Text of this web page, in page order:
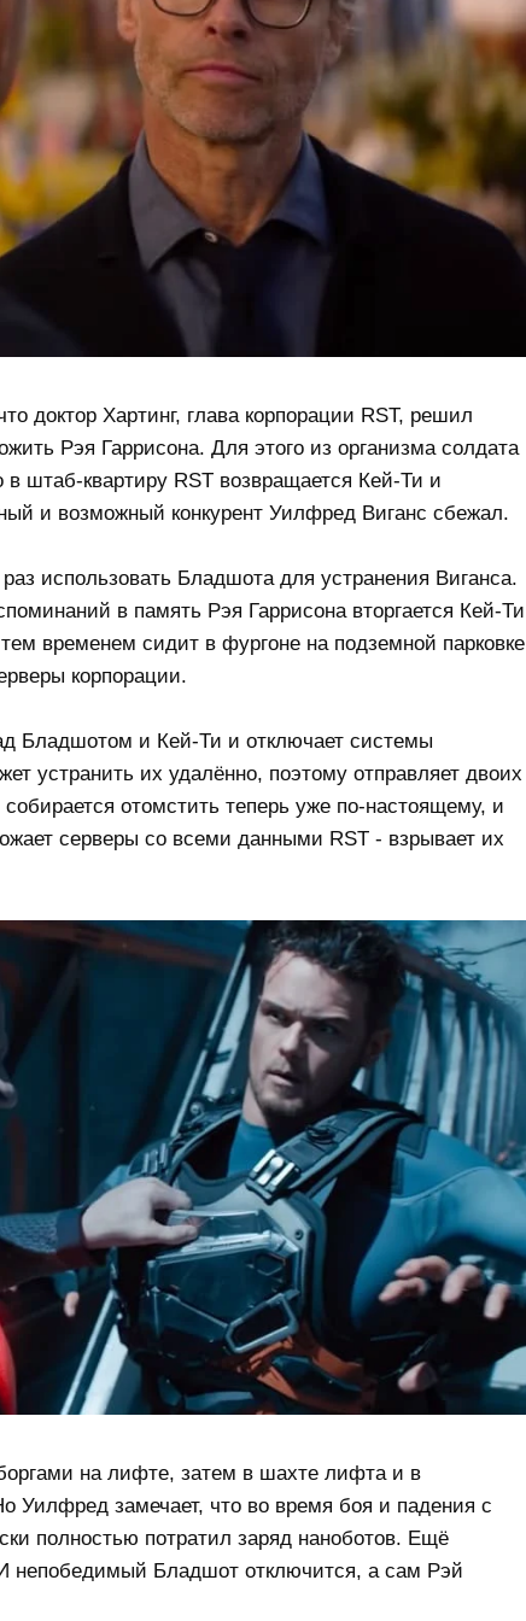
доктор Хартинг, глава корпорации RST, решил
Рэя Гаррисона. Для этого из организма солдата
штаб-квартиру RST возвращается Кей-Ти и
и возможный конкурент Уилфред Виганс сбежал.
использовать Бладшота для устранения Виганса.
в память Рэя Гаррисона вторгается Кей-Ти
временем сидит в фургоне на подземной парковке
корпорации.
Бладшотом и Кей-Ти и отключает системы
устранить их удалённо, поэтому отправляет двоих
отомстить теперь уже по-настоящему, и
серверы со всеми данными RST - взрывает их
на лифте, затем в шахте лифта и в
Уилфред замечает, что во время боя и падения с
полностью потратил заряд наноботов. Ещё
непобедимый Бладшот отключится, а сам Рэй